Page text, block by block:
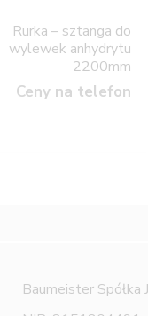
Rurka – sztanga do
wylewek anhydrytu
2200mm
Ceny na telefon
Baumeister Spółka